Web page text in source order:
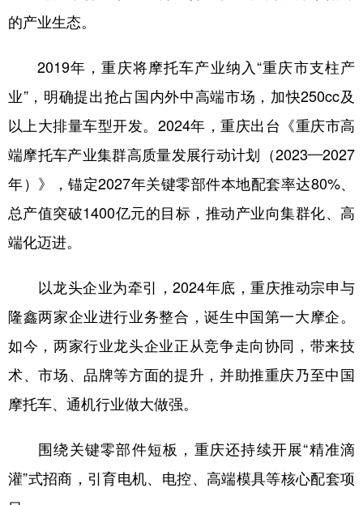
的产业生态。
2019年，重庆将摩托车产业纳入“重庆市支柱产
业”，明确提出抢占国内外中高端市场，加快250cc及
以上大排量车型开发。2024年，重庆出台《重庆市高
端摩托车产业集群高质量发展行动计划（2023—2027
年）》，锚定2027年关键零部件本地配套率达80%、
总产值突破1400亿元的目标，推动产业向集群化、高
端化迈进。
以龙头企业为牵引，2024年底，重庆推动宗申与
隆鑫两家企业进行业务整合，诞生中国第一大摩企。
如今，两家行业龙头企业正从竞争走向协同，带来技
术、市场、品牌等方面的提升，并助推重庆乃至中国
摩托车、通机行业做大做强。
围绕关键零部件短板，重庆还持续开展“精准滴
灌”式招商，引育电机、电控、高端模具等核心配套项